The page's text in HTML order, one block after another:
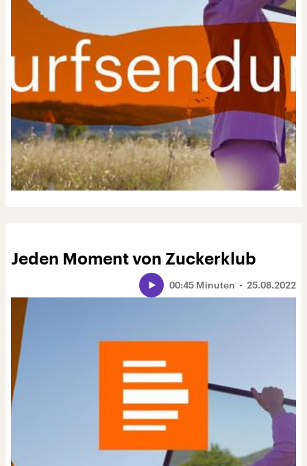
Jeden Moment von Zuckerklub
25.08.2022
00:45 Minuten